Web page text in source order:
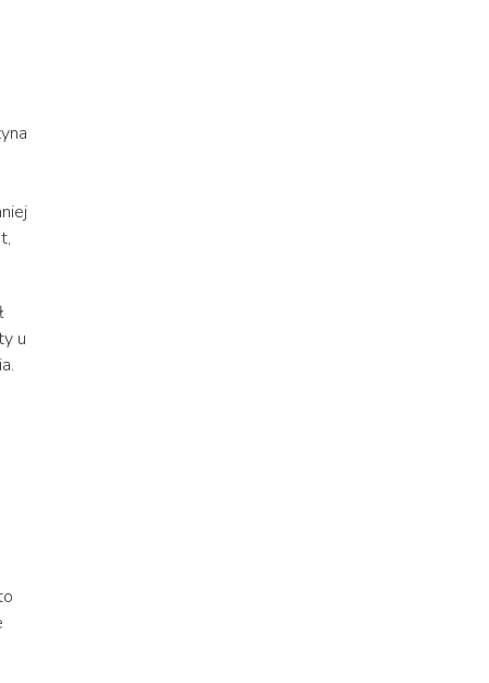
u